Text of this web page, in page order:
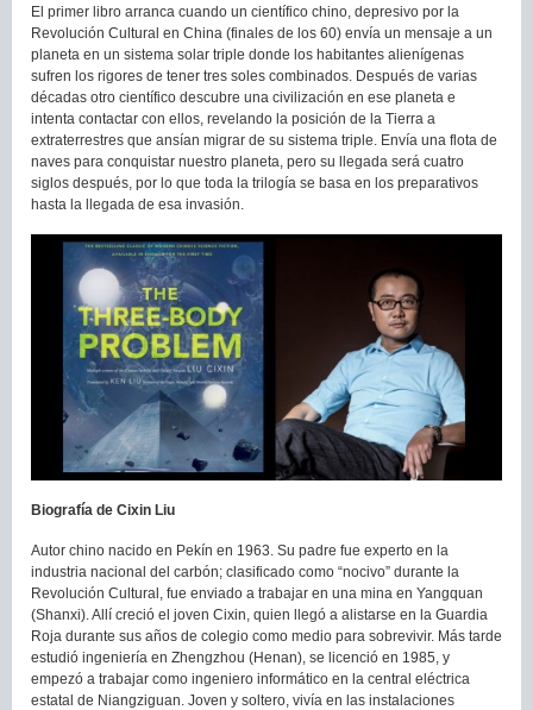
El primer libro arranca cuando un científico chino, depresivo por la
Revolución Cultural en China (finales de los 60) envía un mensaje a un
planeta en un sistema solar triple donde los habitantes alienígenas
sufren los rigores de tener tres soles combinados. Después de varias
décadas otro científico descubre una civilización en ese planeta e
intenta contactar con ellos, revelando la posición de la Tierra a
extraterrestres que ansían migrar de su sistema triple. Envía una flota de
naves para conquistar nuestro planeta, pero su llegada será cuatro
siglos después, por lo que toda la trilogía se basa en los preparativos
hasta la llegada de esa invasión.
Biografía de Cixin Liu
Autor chino nacido en Pekín en 1963. Su padre fue experto en la
industria nacional del carbón; clasificado como “nocivo” durante la
Revolución Cultural, fue enviado a trabajar en una mina en Yangquan
(Shanxi). Allí creció el joven Cixin, quien llegó a alistarse en la Guardia
Roja durante sus años de colegio como medio para sobrevivir. Más tarde
estudió ingeniería en Zhengzhou (Henan), se licenció en 1985, y
empezó a trabajar como ingeniero informático en la central eléctrica
estatal de Niangziguan. Joven y soltero, vivía en las instalaciones